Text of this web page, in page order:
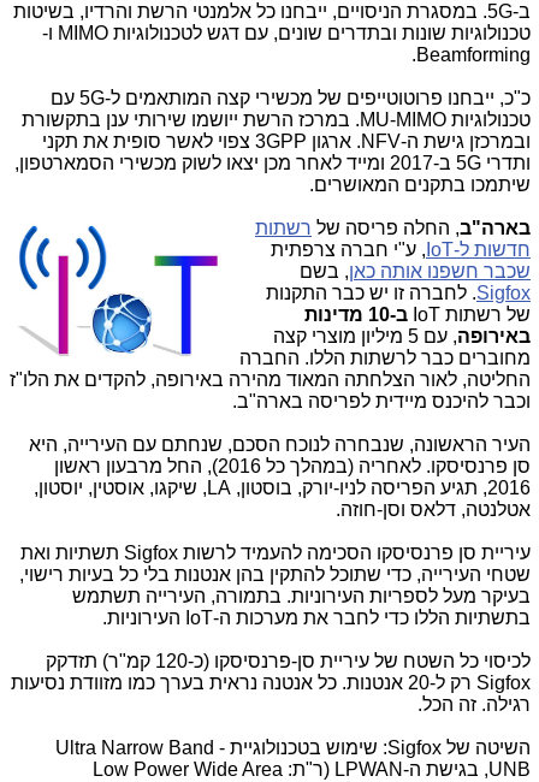
ב-5G. במסגרת הניסויים, ייבחנו כל אלמנטי הרשת והרדיו, בשיטות
טכנולוגיות שונות ובתדרים שונים, עם דגש לטכנולוגיות MIMO ו-
Beamforming.
כ"כ, ייבחנו פרוטוטייפים של מכשירי קצה המותאמים ל-5G עם
טכנולוגיות MU-MIMO. במרכז הרשת ייושמו שירותי ענן בתקשורת
ובמרכזן גישת ה-NFV. ארגון 3GPP צפוי לאשר סופית את תקני
ותדרי 5G ב-2017 ומייד לאחר מכן יצאו לשוק מכשירי הסמארטפון,
שיתמכו בתקנים המאושרים.
בארה"ב, החלה פריסה של רשתות
חדשות ל-IoT
, ע"י חברה צרפתית
שכבר חשפנו אותה כאן, בשם
Sigfox. לחברה זו יש כבר התקנות
של רשתות IoT
ב-10 מדינות
באירופה
, עם 5 מיליון מוצרי קצה
מחוברים כבר לרשתות הללו. החברה
החליטה, לאור הצלחתה המאוד מהירה באירופה, להקדים את הלו"ז
וכבר להיכנס מיידית לפריסה בארה"ב.
העיר הראשונה, שנבחרה לנוכח הסכם, שנחתם עם העירייה, היא
סן פרנסיסקו. לאחריה (במהלך כל 2016), החל מרבעון ראשון
2016, תגיע הפריסה לניו-יורק, בוסטון, LA, שיקגו, אוסטין, יוסטון,
אטלנטה, דלאס וסן-חוזה.
עיריית סן פרנסיסקו הסכימה להעמיד לרשות Sigfox תשתיות ואת
שטחי העירייה, כדי שתוכל להתקין בהן אנטנות בלי כל בעיות רישוי,
בעיקר מעל לספריות העירוניות. בתמורה, העירייה תשתמש
בתשתיות הללו כדי לחבר את מערכות ה-IoT העירוניות.
לכיסוי כל השטח של עיריית סן-פרנסיסקו (כ-120 קמ"ר) תזדקק
Sigfox רק ל-20 אנטנות. כל אנטנה נראית בערך כמו מזוודת נסיעות
רגילה. זה הכל.
השיטה של Sigfox: שימוש בטכנולוגיית Ultra Narrow Band -
UNB, בגישת ה-LPWAN (ר"ת: Low Power Wide Area